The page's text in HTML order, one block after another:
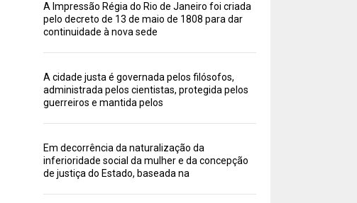
A Impressão Régia do Rio de Janeiro foi criada
pelo decreto de 13 de maio de 1808 para dar
continuidade à nova sede
A cidade justa é governada pelos filósofos,
administrada pelos cientistas, protegida pelos
guerreiros e mantida pelos
Em decorrência da naturalização da
inferioridade social da mulher e da concepção
de justiça do Estado, baseada na